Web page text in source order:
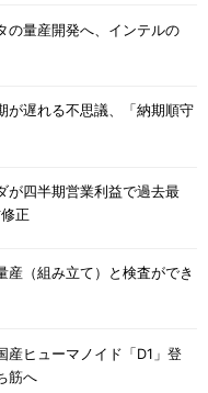
の量産開発へ、インテルの
が遅れる不思議、「納期順守
が四半期営業利益で過去最
正
産（組み立て）と検査ができ
ヒューマノイド「D1」登
筋へ